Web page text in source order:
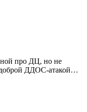
про ДЦ, но не
ДДОС-атакой…